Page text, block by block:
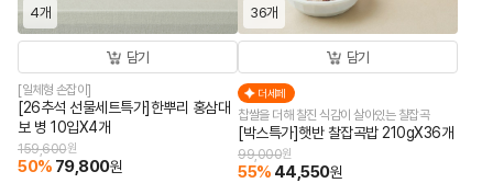
4개
담기
[일체형 손잡이]
[26추석 선물세트특가]한뿌리 홍삼대
보 병 10입X4개
159,600원
50% 79,800원
36개
담기
더세페
찹쌀을 더해 찰진 식감이 살아있는 찰잡곡
[박스특가]햇반 찰잡곡밥 210gX36개
99,000원
55% 44,550원